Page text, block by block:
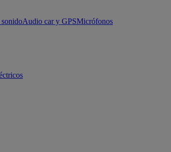
sonidoAudio car y GPSMicrófonos